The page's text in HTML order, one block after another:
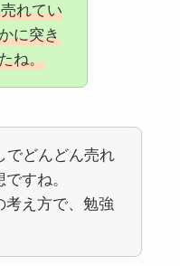
れてい
に突き
ね。
でどんどん売れ
すね。
考え方で、勉強